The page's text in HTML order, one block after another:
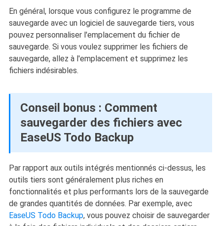
En général, lorsque vous configurez le programme de
sauvegarde avec un logiciel de sauvegarde tiers, vous
pouvez personnaliser l'emplacement du fichier de
sauvegarde. Si vous voulez supprimer les fichiers de
sauvegarde, allez à l'emplacement et supprimez les
fichiers indésirables.
Conseil bonus : Comment
sauvegarder des fichiers avec
EaseUS Todo Backup
Par rapport aux outils intégrés mentionnés ci-dessus, les
outils tiers sont généralement plus riches en
fonctionnalités et plus performants lors de la sauvegarde
de grandes quantités de données. Par exemple, avec
EaseUS Todo Backup, vous pouvez choisir de sauvegarder